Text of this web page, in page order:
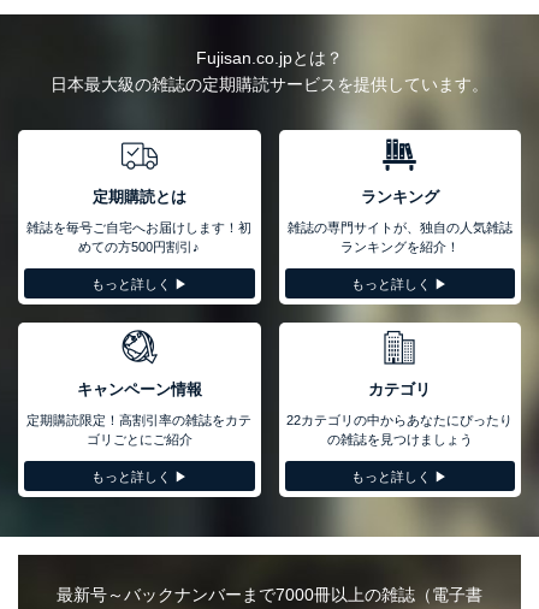
Fujisan.co.jpとは？
日本最大級の雑誌の定期購読サービスを提供しています。
定期購読とは
雑誌を毎号ご自宅へお届けします！初
めての方500円割引♪
もっと詳しく ▶︎
ランキング
雑誌の専門サイトが、独自の人気雑誌
ランキングを紹介！
もっと詳しく ▶︎
キャンペーン情報
定期購読限定！高割引率の雑誌をカテ
ゴリごとにご紹介
もっと詳しく ▶︎
カテゴリ
22カテゴリの中からあなたにぴったり
の雑誌を見つけましょう
もっと詳しく ▶︎
最新号～バックナンバーまで7000冊以上の雑誌（電子書